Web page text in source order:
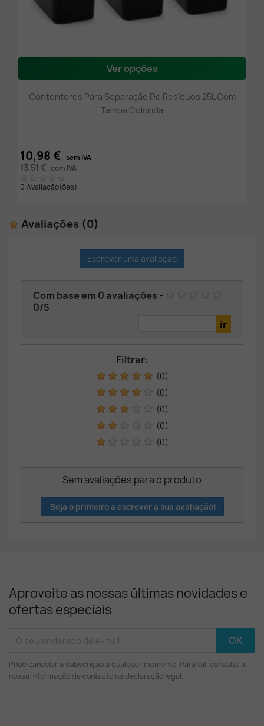
Ver opções
Contentores Para Separação De Resíduos 25L Com
Tampa Colorida
10,98 € sem IVA
13,51 € com IVA
0 Avaliação(ões)
Avaliações (0)
Escrever uma avaliação
Com base em 0 avaliações -
0/5
Filtrar:
(0)
(0)
(0)
(0)
(0)
Sem avaliações para o produto
Seja o primeiro a escrever a sua avaliação!
Aproveite as nossas últimas novidades e
ofertas especiais
Pode cancelar a subscrição a qualquer momento. Para tal, consulte a
nossa informação de contacto na declaração legal.